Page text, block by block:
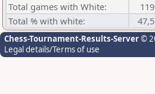
Total games with White:
119
Total % with white:
47,5
Chess-Tournament-Results-Server©
Legal details/Terms of use